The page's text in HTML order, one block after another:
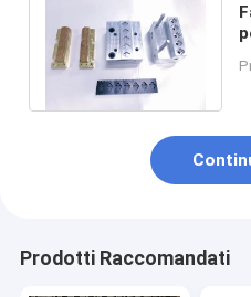
Prodotti Raccomandati